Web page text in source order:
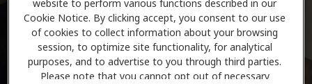
website to perform various functions described in our
Cookie Notice. By clicking accept, you consent to our use
of cookies to collect information about your browsing
session, to optimize site functionality, for analytical
purposes, and to advertise to you through third parties.
Please note that you cannot opt out of necessary